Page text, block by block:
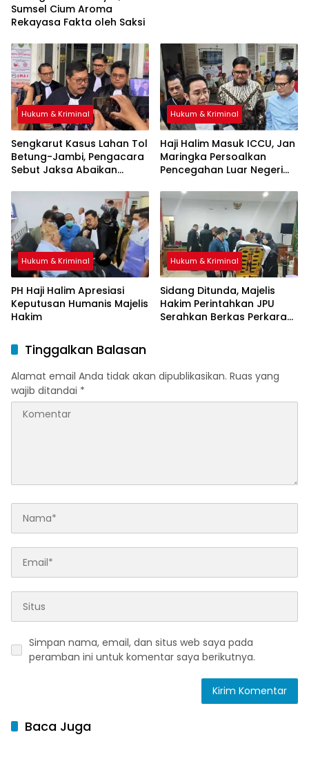
Sumsel Cium Aroma
Rekayasa Fakta oleh Saksi
Hukum & Kriminal
Sengkarut Kasus Lahan Tol
Betung-Jambi, Pengacara
Sebut Jaksa Abaikan
PSN
Hukum & Kriminal
Haji Halim Masuk ICCU, Jan
Maringka Persoalkan
Pencegahan Luar Negeri
Hukum & Kriminal
PH Haji Halim Apresiasi
Keputusan Humanis Majelis
Hakim
Hukum & Kriminal
Sidang Ditunda, Majelis
Hakim Perintahkan JPU
Serahkan Berkas Perkara
Tinggalkan Balasan
Alamat email Anda tidak akan dipublikasikan. Ruas yang
wajib ditandai *
Simpan nama, email, dan situs web saya pada
peramban ini untuk komentar saya berikutnya.
Baca Juga